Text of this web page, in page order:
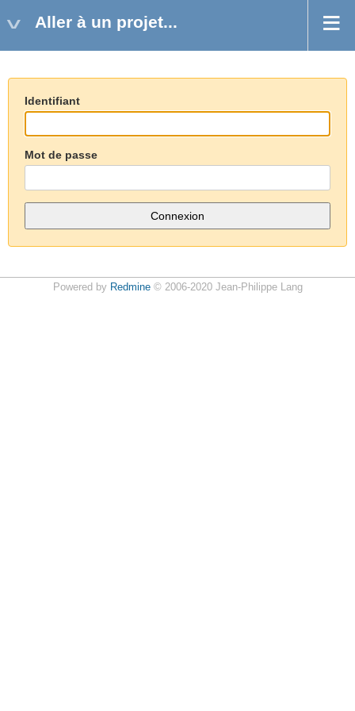
Aller à un projet...
Identifiant
Mot de passe
Powered by Redmine© 2006-2020 Jean-Philippe Lang